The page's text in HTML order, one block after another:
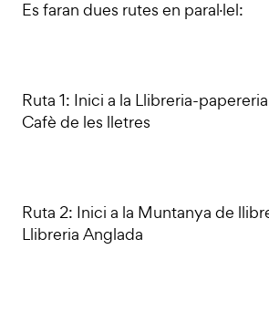
Es faran dues rutes en paral·lel:
Ruta 1: Inici a la Llibreria-
Cafè de les lletres
Ruta 2: Inici a la Muntanya de
Llibreria Anglada